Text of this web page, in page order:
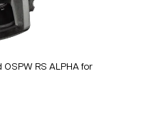
OSPW RS ALPHA for